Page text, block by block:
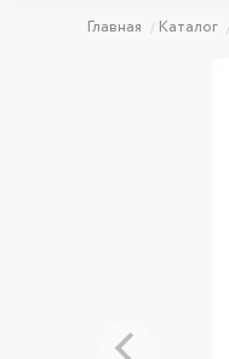
Главная Каталог